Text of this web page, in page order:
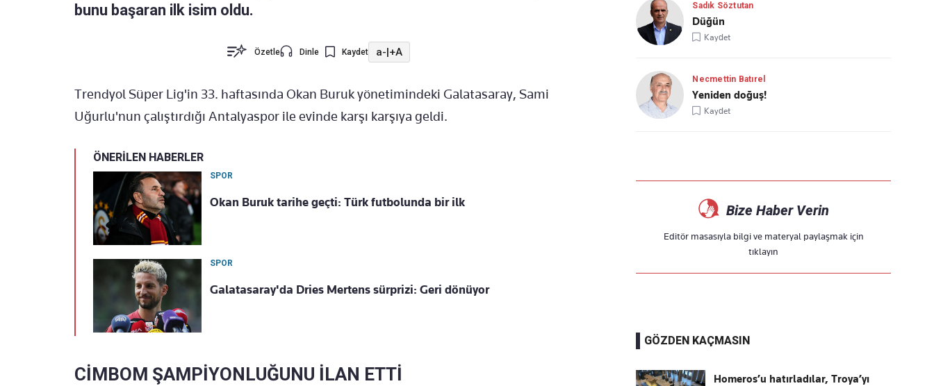
bunu başaran ilk isim oldu.
Özetle Dinle Kaydet a-|+A
Trendyol Süper Lig'in 33. haftasında Okan Buruk yönetimindeki Galatasaray, Sami
Uğurlu'nun çalıştırdığı Antalyaspor ile evinde karşı karşıya geldi.
ÖNERİLEN HABERLER
SPOR
Okan Buruk tarihe geçti: Türk futbolunda bir ilk
SPOR
Galatasaray'da Dries Mertens sürprizi: Geri dönüyor
CİMBOM ŞAMPİYONLUĞUNU İLAN ETTİ
Sadık Söztutan
Düğün
Kaydet
Necmettin Batırel
Yeniden doğuş!
Kaydet
Bize Haber Verin
Editör masasıyla bilgi ve materyal paylaşmak için
tıklayın
GÖZDEN KAÇMASIN
Homeros’u hatırladılar, Troya’yı